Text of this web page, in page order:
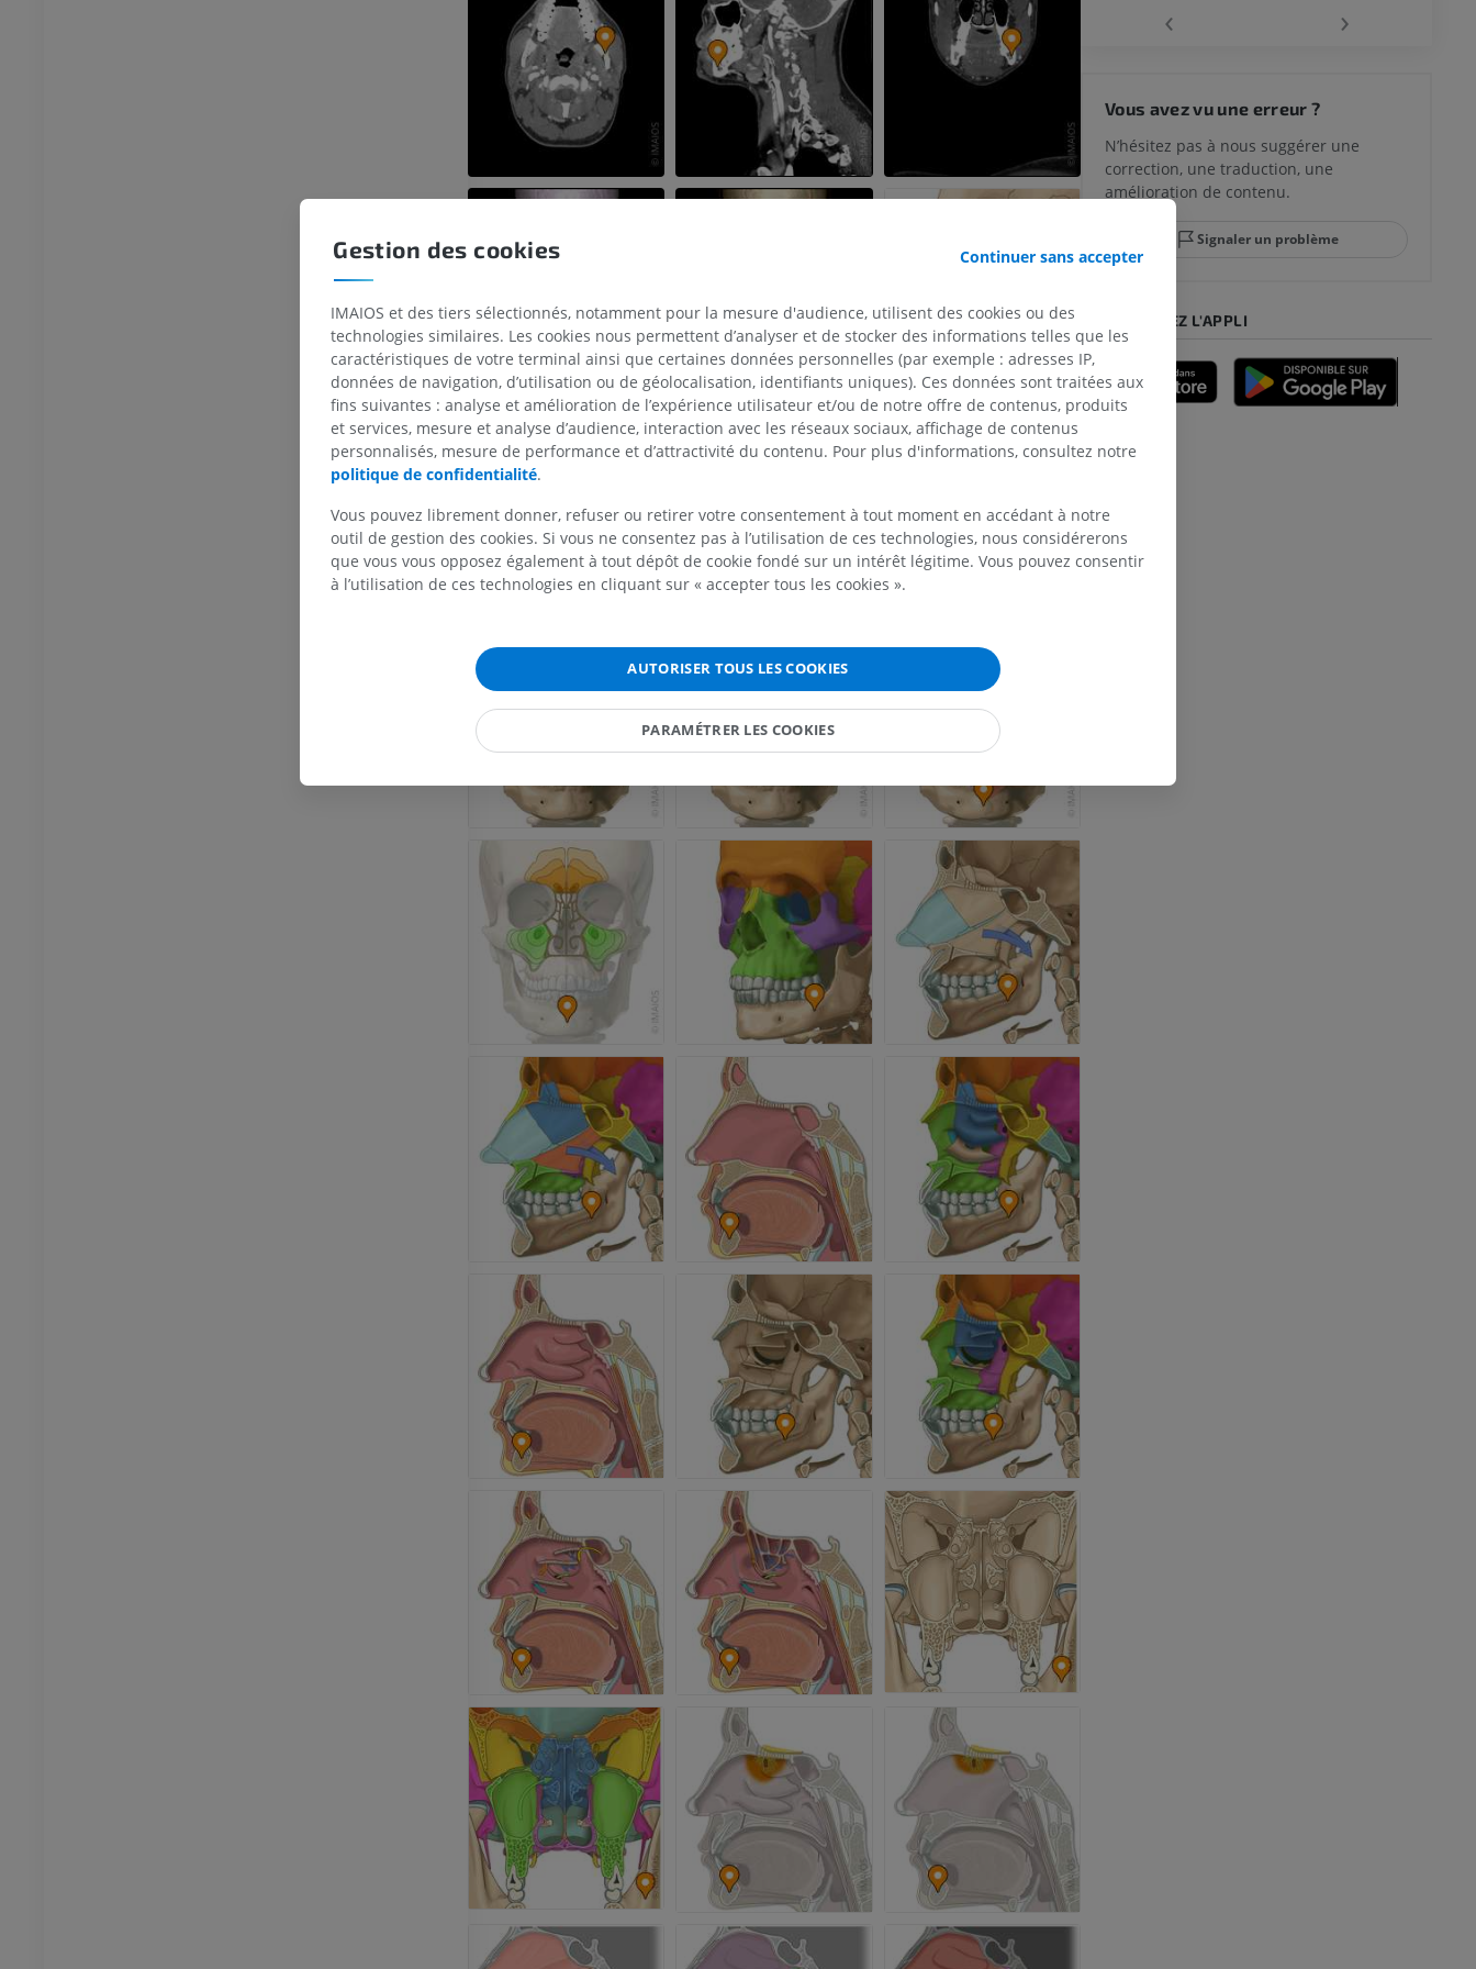
Radiographies du membre
supérieur
Radiographies
PREMIUM
Membre supérieur
Illustrations
Angiographie
GRATUIT
Visible human project
Photographies
PREMIUM
PREMIUM
Arthroscanner du genou
IRM de la cheville et de
l'arrière-pied
IRM de l’avant-pied
IRM
Angioscanner des membres
inférieurs
TDM
Jambe (artères et os)
TDM
‹ ›
Vous avez vu une erreur ?
N’hésitez pas à nous suggérer une
correction, une traduction, une
amélioration de contenu.
Signaler un problème
TÉLÉCHARGEZ L'APPLI
Gestion des cookies Continuer sans accepter
IMAIOS et des tiers sélectionnés, notamment pour la mesure d'audience, utilisent des cookies ou des
technologies similaires. Les cookies nous permettent d’analyser et de stocker des informations telles que les
caractéristiques de votre terminal ainsi que certaines données personnelles (par exemple : adresses IP,
données de navigation, d’utilisation ou de géolocalisation, identifiants uniques). Ces données sont traitées aux
fins suivantes : analyse et amélioration de l’expérience utilisateur et/ou de notre offre de contenus, produits
et services, mesure et analyse d’audience, interaction avec les réseaux sociaux, affichage de contenus
personnalisés, mesure de performance et d’attractivité du contenu. Pour plus d'informations, consultez notre
politique de confidentialité.
Vous pouvez librement donner, refuser ou retirer votre consentement à tout moment en accédant à notre
outil de gestion des cookies. Si vous ne consentez pas à l’utilisation de ces technologies, nous considérerons
que vous vous opposez également à tout dépôt de cookie fondé sur un intérêt légitime. Vous pouvez consentir
à l’utilisation de ces technologies en cliquant sur « accepter tous les cookies ».
AUTORISER TOUS LES COOKIES
PARAMÉTRER LES COOKIES